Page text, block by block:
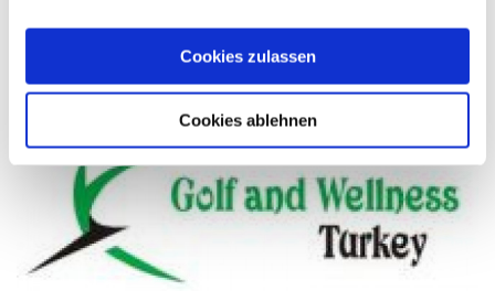
Cookies zulassen
Cookies ablehnen
GOLF UND WELNESS TÜRKEI